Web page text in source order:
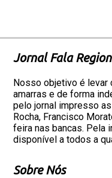
Jornal Fala
Nosso objetivo é levar
amarras e de forma
pelo jornal impresso
Rocha, Francisco
feira nas bancas. Pela
disponível a todos a
Sobre Nós